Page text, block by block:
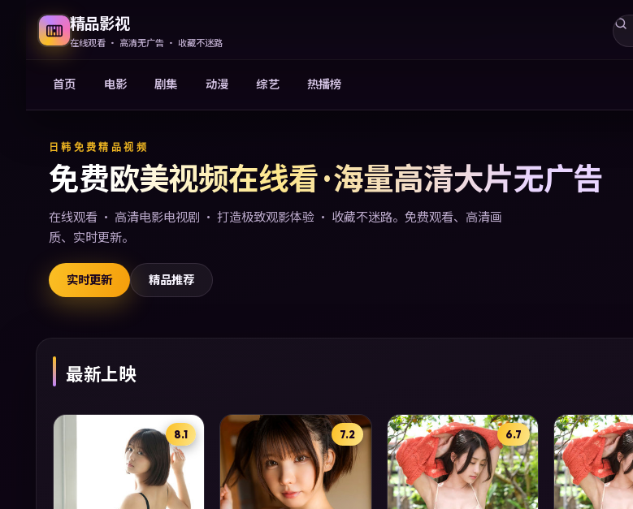
精品影视
在线观看 · 高清无广告 · 收藏不迷路
首页 电影 剧集 动漫 综艺 热播榜
免费欧美视频在线观看电影电视剧，日韩免费精品
日韩免费精品视频
免费欧美视频在线看 · 海量高清大片无广告
在线观看 · 高清电影电视剧 · 打造极致观影体验 · 收藏不迷路。免费观看、高清画
质、实时更新。
实时更新 精品推荐
最新上映
8.1 7.2 6.7